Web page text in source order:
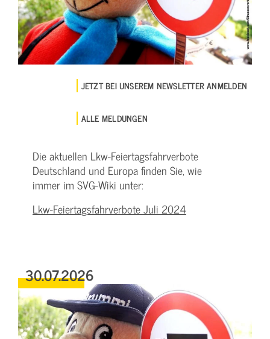
JETZT BEI UNSEREM NEWSLETTER ANMELDEN
ALLE MELDUNGEN
Die aktuellen Lkw-Feiertagsfahrverbote
Deutschland und Europa finden Sie, wie
immer im SVG-Wiki unter:
Lkw-Feiertagsfahrverbote Juli 2024
30.07.2026